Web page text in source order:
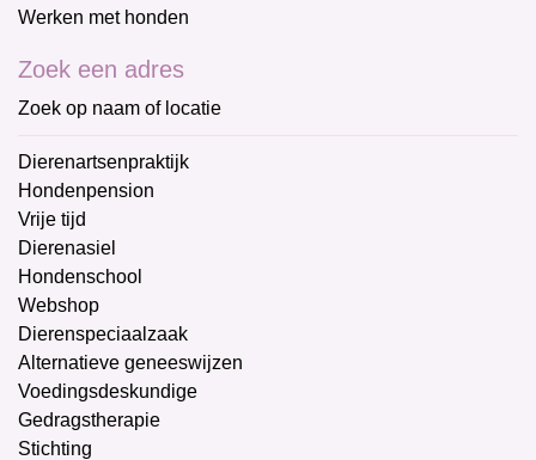
Werken met honden
Zoek een adres
Zoek op naam of locatie
Dierenartsenpraktijk
Hondenpension
Vrije tijd
Dierenasiel
Hondenschool
Webshop
Dierenspeciaalzaak
Alternatieve geneeswijzen
Voedingsdeskundige
Gedragstherapie
Stichting